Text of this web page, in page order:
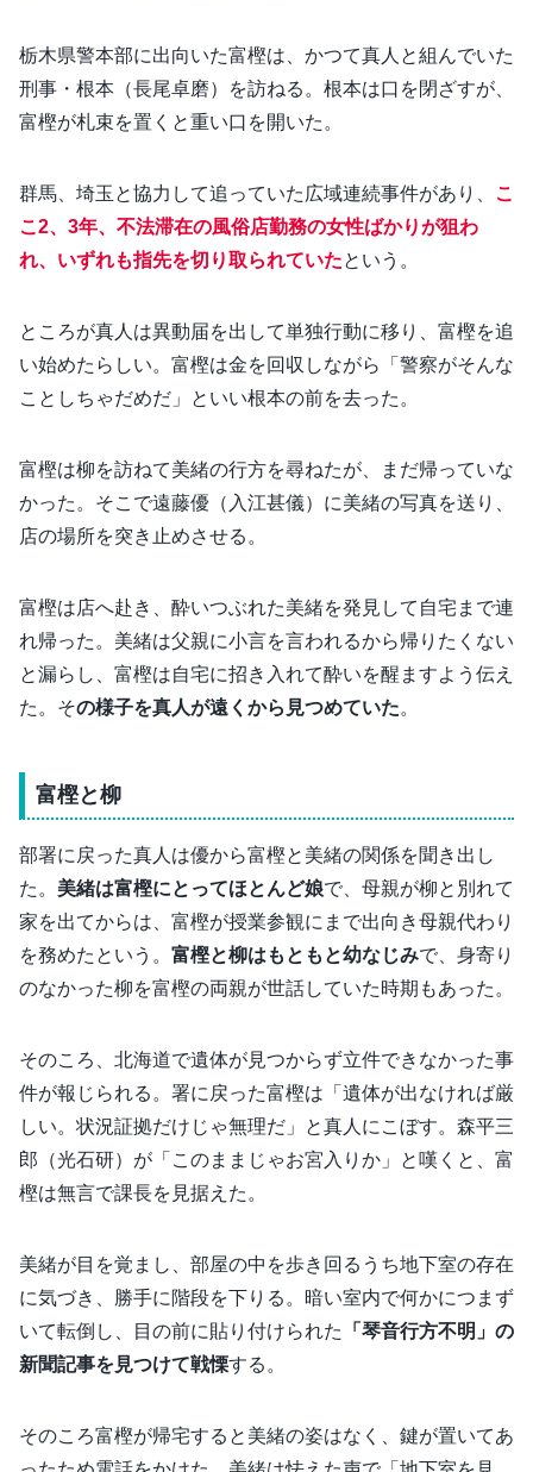
栃木県警本部に出向いた富樫は、かつて真人と組んでいた
刑事・根本（長尾卓磨）を訪ねる。根本は口を閉ざすが、
富樫が札束を置くと重い口を開いた。
群馬、埼玉と協力して追っていた広域連続事件があり、 こ
こ2、3年、不法滞在の風俗店勤務の女性ばかりが狙わ
れ、いずれも指先を切り取られていたという。
ところが真人は異動届を出して単独行動に移り、富樫を追
い始めたらしい。富樫は金を回収しながら「警察がそんな
ことしちゃだめだ」といい根本の前を去った。
富樫は柳を訪ねて美緒の行方を尋ねたが、まだ帰っていな
かった。そこで遠藤優（入江甚儀）に美緒の写真を送り、
店の場所を突き止めさせる。
富樫は店へ赴き、酔いつぶれた美緒を発見して自宅まで連
れ帰った。美緒は父親に小言を言われるから帰りたくない
と漏らし、富樫は自宅に招き入れて酔いを醒ますよう伝え
た。その様子を真人が遠くから見つめていた。
富樫と柳
部署に戻った真人は優から富樫と美緒の関係を聞き出し
た。 美緒は富樫にとってほとんど娘で、母親が柳と別れて
家を出てからは、富樫が授業参観にまで出向き母親代わり
を務めたという。 富樫と柳はもともと幼なじみで、身寄り
のなかった柳を富樫の両親が世話していた時期もあった。
そのころ、北海道で遺体が見つからず立件できなかった事
件が報じられる。署に戻った富樫は「遺体が出なければ厳
しい。状況証拠だけじゃ無理だ」と真人にこぼす。森平三
郎（光石研）が「このままじゃお宮入りか」と嘆くと、富
樫は無言で課長を見据えた。
美緒が目を覚まし、部屋の中を歩き回るうち地下室の存在
に気づき、勝手に階段を下りる。暗い室内で何かにつまず
いて転倒し、目の前に貼り付けられた
「琴音行方不明」の
新聞記事を見つけて戦慄する。
そのころ富樫が帰宅すると美緒の姿はなく、鍵が置いてあ